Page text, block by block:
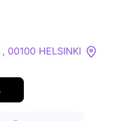
00100 HELSINKI